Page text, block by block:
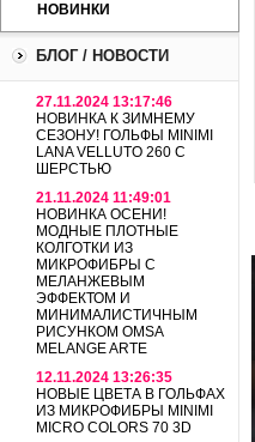
НОВИНКИ
БЛОГ / НОВОСТИ
27.11.2024 13:17:46
НОВИНКА К ЗИМНЕМУ
СЕЗОНУ! ГОЛЬФЫ MINIMI
LANA VELLUTO 260 С
ШЕРСТЬЮ
21.11.2024 11:49:01
НОВИНКА ОСЕНИ!
МОДНЫЕ ПЛОТНЫЕ
КОЛГОТКИ ИЗ
МИКРОФИБРЫ С
МЕЛАНЖЕВЫМ
ЭФФЕКТОМ И
МИНИМАЛИСТИЧНЫМ
РИСУНКОМ OMSA
MELANGE ARTE
12.11.2024 13:26:35
НОВЫЕ ЦВЕТА В ГОЛЬФАХ
ИЗ МИКРОФИБРЫ MINIMI
MICRO COLORS 70 3D